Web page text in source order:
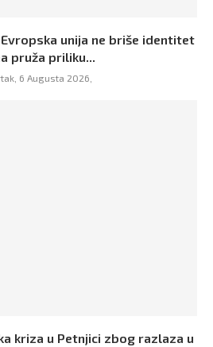
unija ne briše identitet
pruža priliku...
6 Augusta 2026,
kriza u Petnjici zbog razlaza u